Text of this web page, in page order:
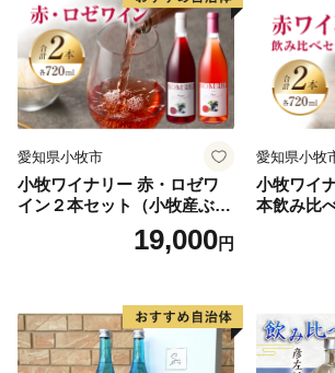
かや風の子広場 」なども整備されまし
飯舘村はこれからも、『 明日が待ち
な、ワクワクする楽しいふるさと 』
頑張ります。
飯舘村をぜひ応援してください！！
支援をお待ちしております。
愛知県小牧市
小牧ワイナリー 赤・ロゼワ
イン２本セット（小牧産ぶど
19,000円
愛知県小牧
小牧ワイ
本飲み比
どう100